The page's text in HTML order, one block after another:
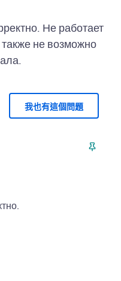
Не работает
не возможно
我也有這個問題